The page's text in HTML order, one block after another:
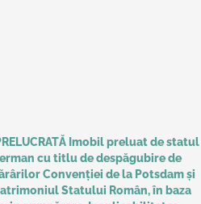
Imobil preluat de statul
cu titlu de despăgubire de
Convenţiei de la Potsdam și
Statului Român, în baza